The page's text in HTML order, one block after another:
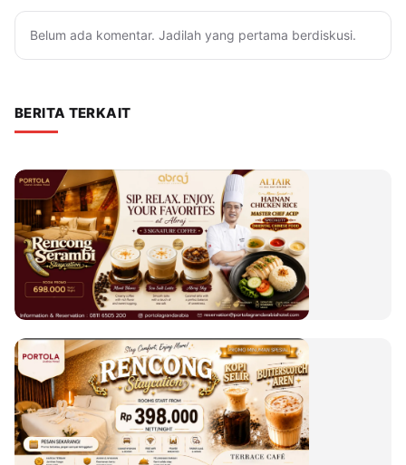
Belum ada komentar. Jadilah yang pertama berdiskusi.
BERITA TERKAIT